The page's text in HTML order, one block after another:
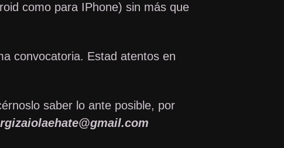
como para IPhone) sin más que
convocatoria. Estad atentos en
saber lo ante posible, por